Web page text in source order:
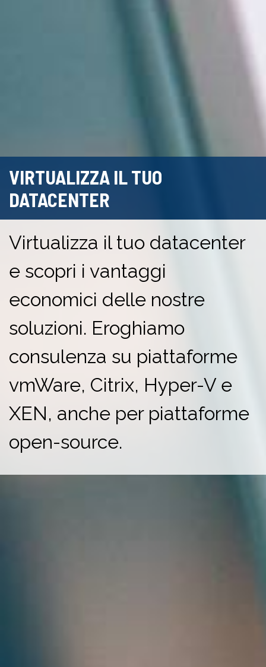
VIRTUALIZZA IL TUO
DATACENTER
Virtualizza il tuo datacenter
e scopri i vantaggi
economici delle nostre
soluzioni. Eroghiamo
consulenza su piattaforme
vmWare, Citrix, Hyper-V e
XEN, anche per piattaforme
open-source.